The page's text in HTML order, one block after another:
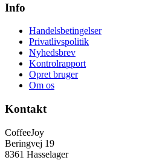
Info
Handelsbetingelser
Privatlivspolitik
Nyhedsbrev
Kontrolrapport
Opret bruger
Om os
Kontakt
CoffeeJoy
Beringvej 19
8361 Hasselager